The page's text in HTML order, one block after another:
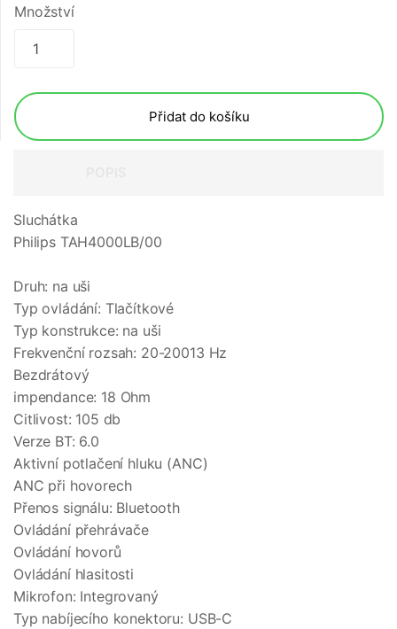
Množství
Přidat do košíku
Sluchátka
Philips TAH4000LB/00
Druh: na uši
Typ ovládání: Tlačítkové
Typ konstrukce: na uši
Frekvenční rozsah: 20-20013 Hz
Bezdrátový
impendance: 18 Ohm
Citlivost: 105 db
Verze BT: 6.0
Aktivní potlačení hluku (ANC)
ANC při hovorech
Přenos signálu: Bluetooth
Ovládání přehrávače
Ovládání hovorů
Ovládání hlasitosti
Mikrofon: Integrovaný
Typ nabíjecího konektoru: USB-C